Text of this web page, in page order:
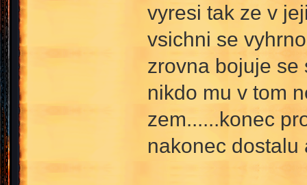
vyresi tak ze v
vsichni se
zrovna bojuje se
nikdo mu v tom
zem......konec
nakonec dostalu